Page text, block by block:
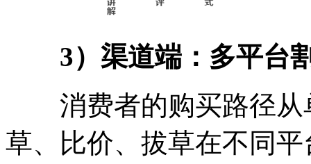
3）渠道端：多平台
消费者的购买路径从
草、比价、拔草在不同